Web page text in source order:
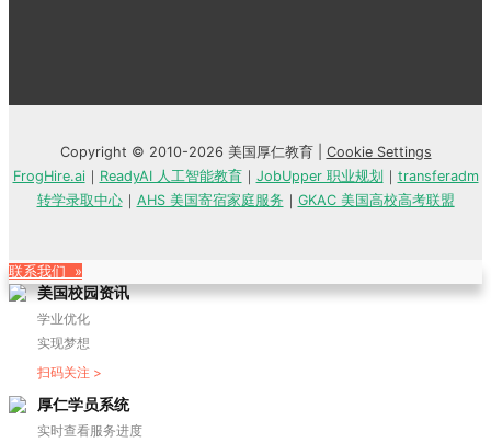
Copyright © 2010-2026 美国厚仁教育 | Cookie Settings
FrogHire.ai｜ ReadyAI 人工智能教育｜ JobUpper 职业规划 ｜ transferadm
转学录取中心｜ AHS 美国寄宿家庭服务 ｜ GKAC 美国高校高考联盟
联系我们 »
美国校园资讯
学业优化
实现梦想
扫码关注 >
厚仁学员系统
实时查看服务进度